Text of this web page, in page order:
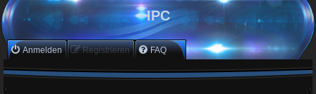
IPC
Anmelden Registrieren FAQ